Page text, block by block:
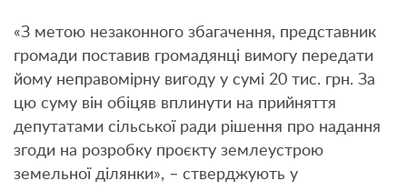
«З метою незаконного збагачення, представник
громади поставив громадянці вимогу передати
йому неправомірну вигоду у сумі 20 тис. грн. За
цю суму він обіцяв вплинути на прийняття
депутатами сільської ради рішення про надання
згоди на розробку проєкту землеустрою
земельної ділянки», – стверджують у